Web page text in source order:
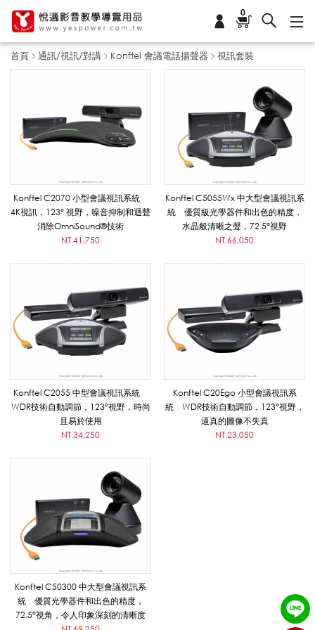
0
首頁 通訊/視訊/對講 Konftel 會議電話揚聲器 視訊套裝
訊
套
K
o
e
Konftel C2070 小型會議視訊系統
4K視訊，123° 視野，噪音抑制和迴聲
消除OmniSound®技術
NT.41,750
Konftel C5055Wx 中大型會議視訊系
統 優質級光學器件和出色的精度，
水晶般清晰之聲，72.5°視野
NT.66,050
Konftel C2055 中型會議視訊系統
WDR技術自動調節，123°視野，時尚
且易於使用
NT.34,250
Konftel C20Ego 小型會議視訊系
統 WDR技術自動調節，123°視野，
逼真的圖像不失真
NT.23,050
Konftel C50300 中大型會議視訊系
統 優質光學器件和出色的精度，
72.5°視角，令人印象深刻的清晰度